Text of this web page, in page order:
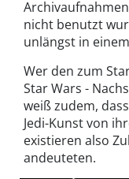
nicht benutzt
unlängst in
Wer den zum
Star Wars -
weiß zudem,
Jedi-Kunst von
existieren also
andeuteten.